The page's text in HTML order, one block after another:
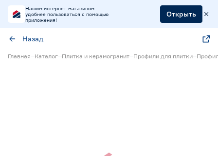
Нашим интернет-магазином
удобнее пользоваться с помощью
приложения!
Открыть
Назад
Главная Каталог Плитка и керамогранит Профили для плитки